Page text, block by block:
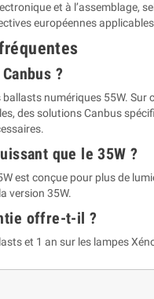
et à l’assemblage,
européennes
?
ballasts numériques 55W. Sur
des solutions Canbus
que le 35W ?
est conçue pour plus de
version 35W.
offre-t-il ?
et 1 an sur les lampes